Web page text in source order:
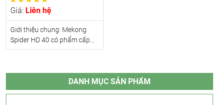
Giá: Liên hệ
Giới thiệu chung: Mekong
Spider HD 40 có phẩm cấp...
DANH MỤC SẢN PHẨM